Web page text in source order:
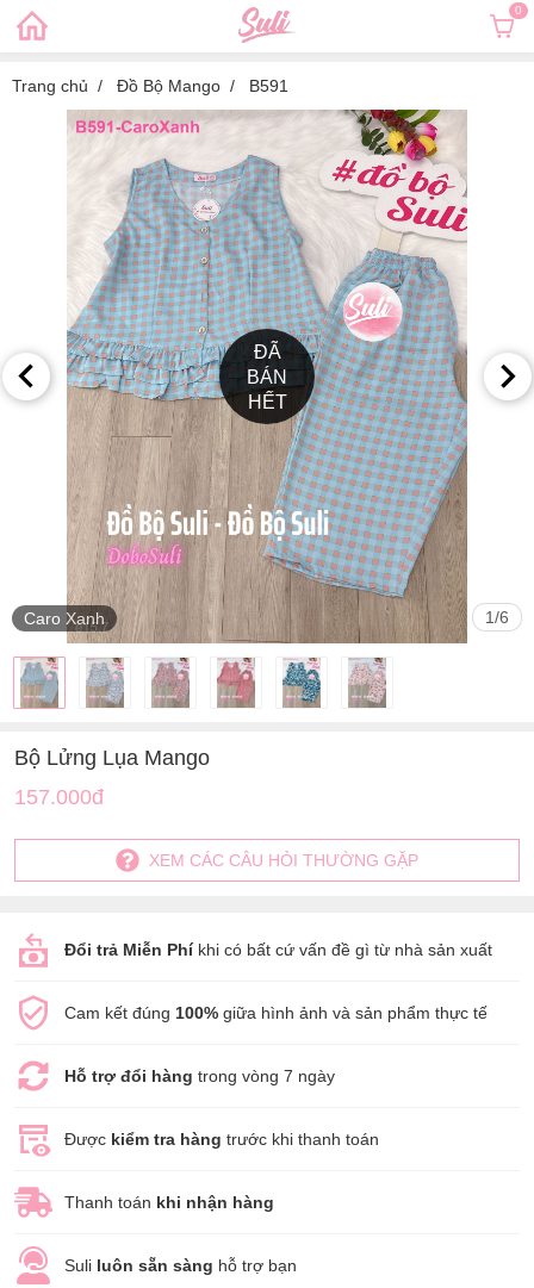
0
Trang chủ Đồ Bộ Mango B591
ĐÃ
BÁN
HẾT
1/6
Caro Xanh
Bộ Lửng Lụa Mango
157.000đ
XEM CÁC CÂU HỎI THƯỜNG GẶP
Đổi trả Miễn Phíkhi có bất cứ vấn đề gì từ nhà sản xuất
Cam kết đúng 100% giữa hình ảnh và sản phẩm thực tế
Hỗ trợ đổi hàng trong vòng 7 ngày
Được kiểm tra hàng trước khi thanh toán
Thanh toán khi nhận hàng
Suli luôn sẵn sàng hỗ trợ bạn